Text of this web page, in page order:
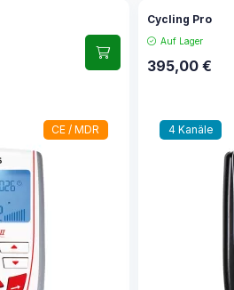
CE / MDR
Cycling Pro
Auf Lager
395,00€
4 Kanäle